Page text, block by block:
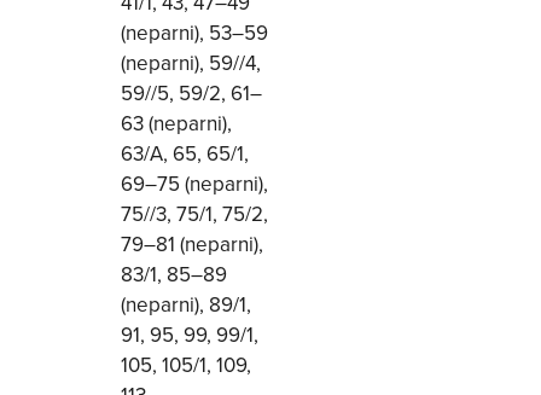
(neparni), 53–59
(neparni), 59//4,
59//5, 59/2, 61–
63 (neparni),
63/A, 65, 65/1,
69–75 (neparni),
75//3, 75/1, 75/2,
79–81 (neparni),
83/1, 85–89
(neparni), 89/1,
91, 95, 99, 99/1,
105, 105/1, 109,